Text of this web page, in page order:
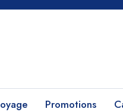
Promotions